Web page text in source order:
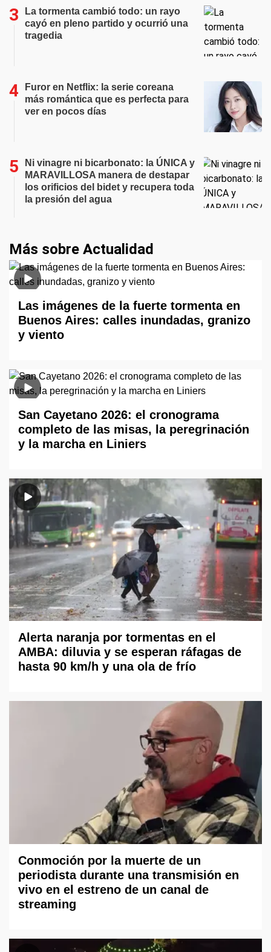
La tormenta cambió todo: un rayo
cayó en pleno partido y ocurrió una
tragedia
Furor en Netflix: la serie coreana
más romántica que es perfecta para
ver en pocos días
Ni vinagre ni bicarbonato: la ÚNICA y
MARAVILLOSA manera de destapar
los orificios del bidet y recupera toda
la presión del agua
Más sobre Actualidad
Las imágenes de la fuerte tormenta en
Buenos Aires: calles inundadas, granizo
y viento
San Cayetano 2026: el cronograma
completo de las misas, la peregrinación
y la marcha en Liniers
Alerta naranja por tormentas en el
AMBA: diluvia y se esperan ráfagas de
hasta 90 km/h y una ola de frío
Conmoción por la muerte de un
periodista durante una transmisión en
vivo en el estreno de un canal de
streaming